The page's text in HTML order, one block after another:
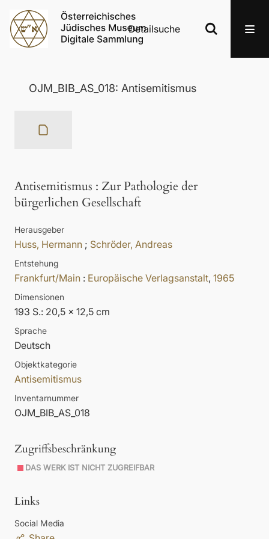
Detailsuche
OJM_BIB_AS_018: Antisemitismus
Antisemitismus : Zur Pathologie der
bürgerlichen Gesellschaft
Herausgeber
Huss, Hermann ; Schröder, Andreas
Entstehung
Frankfurt/Main : Europäische Verlagsanstalt, 1965
Dimensionen
193 S.: 20,5 x 12,5 cm
Sprache
Deutsch
Objektkategorie
Antisemitismus
Inventarnummer
OJM_BIB_AS_018
Zugriffsbeschränkung
DAS WERK IST NICHT ZUGREIFBAR
Links
Social Media